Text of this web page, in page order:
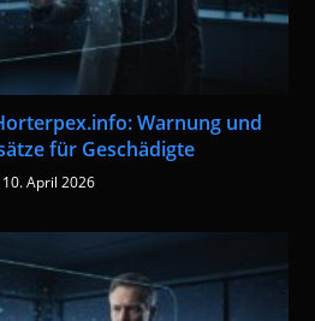
Warnung und
für Geschädigte
10. April 2026